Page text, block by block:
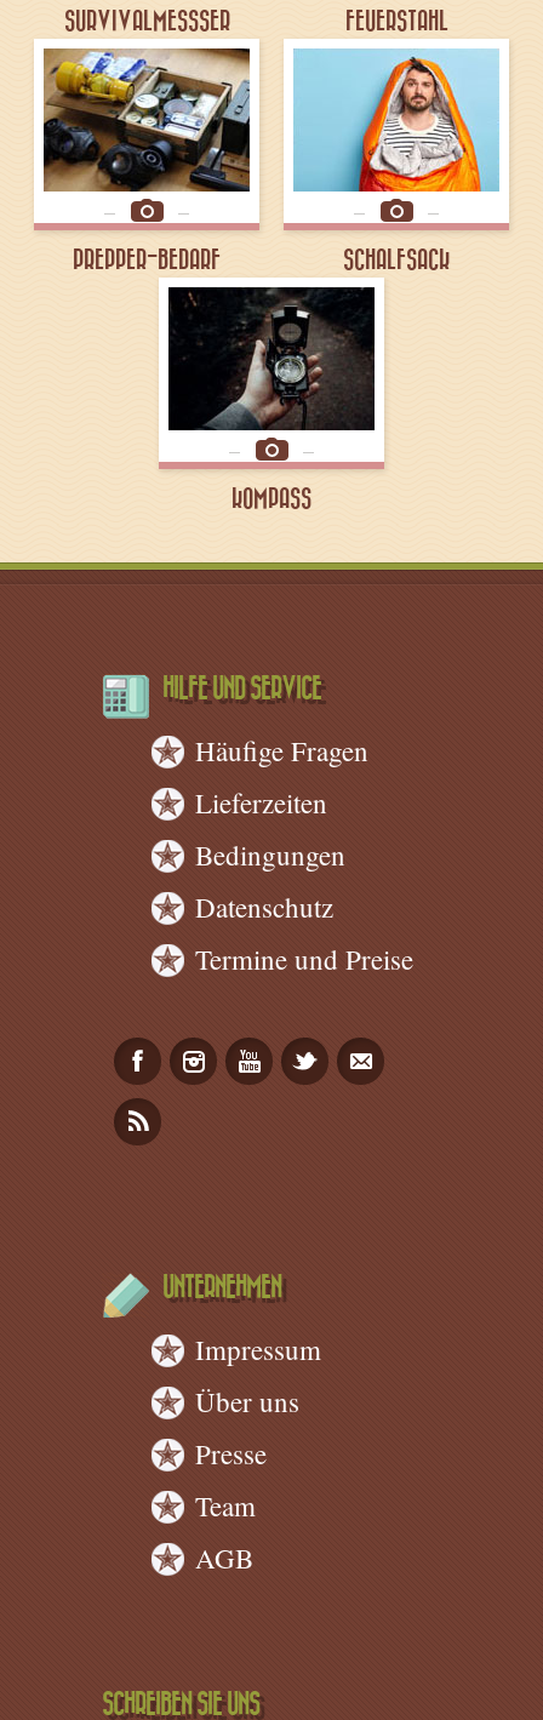
SURVIVALMESSSER FEUERSTAHL
PREPPER-BEDARF SCHALFSACK
KOMPASS
HILFE UND SERVICE
Häufige Fragen
Lieferzeiten
Bedingungen
Datenschutz
Termine und Preise
UNTERNEHMEN
Impressum
Über uns
Presse
Team
AGB
SCHREIBEN SIE UNS